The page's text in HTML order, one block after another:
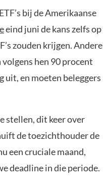
bij de Amerikaanse
eind juni de kans zelfs op
zouden krijgen. Andere
hen 90 procent
uit, en moeten beleggers
stellen, dit keer over
de toezichthouder de
een cruciale maand,
deadline in die periode.